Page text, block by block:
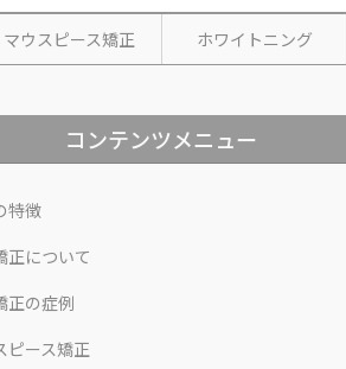
マウスピース矯正 ホワイトニング
コンテンツメニュー
特徴
正について
正の症例
ピース矯正